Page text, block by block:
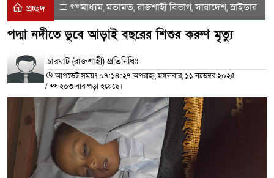
প্রচ্ছদ গণমাধ্যম,মতামত,রাজশাহী বিভাগ,সারাদেশ,স্লাইডার
পদ্মা নদীতে ডুবে আড়াই বছরের শিশুর করুণ মৃত্যু
চারঘাট (রাজশাহী) প্রতিনিধিঃ
আপডেট সময়ঃ ০৭:১৪:২৭ অপরাহ্ন, মঙ্গলবার, ১১ নভেম্বর ২০২৫
/
২০৩ বার পড়া হয়েছে।